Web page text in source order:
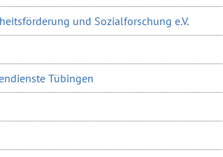
und Sozialforschung e.V.
Tübingen